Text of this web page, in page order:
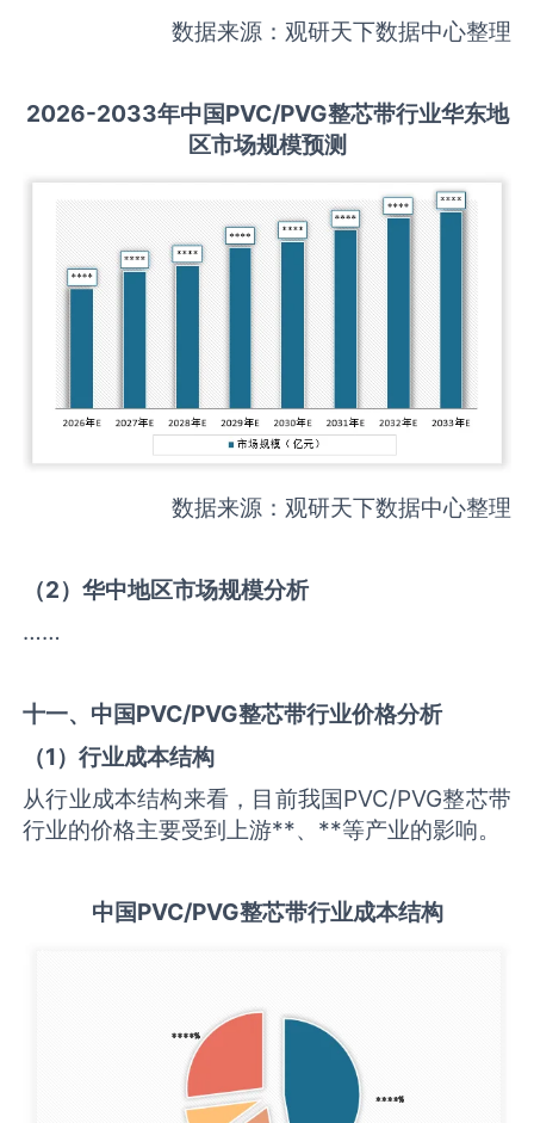
数据来源：观研天下数据中心整理
2026-2033年中国PVC/PVG整芯带行业华东地
区市场规模预测
数据来源：观研天下数据中心整理
（2）华中地区市场规模分析
……
十一、中国PVC/PVG整芯带行业价格分析
（1）行业成本结构
从行业成本结构来看，目前我国PVC/PVG整芯带
行业的价格主要受到上游**、**等产业的影响。
中国PVC/PVG整芯带行业成本结构